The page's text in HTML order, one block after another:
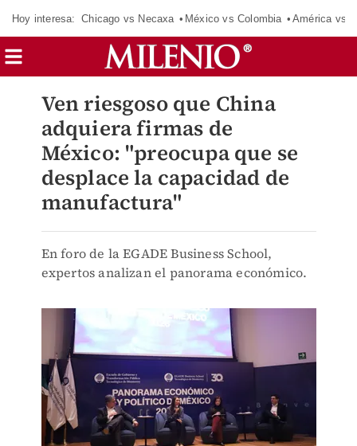
Hoy interesa: Chicago vs Necaxa México vs Colombia América vs
Ven riesgoso que China
adquiera firmas de
México: "preocupa que se
desplace la capacidad de
manufactura"
En foro de la EGADE Business School,
expertos analizan el panorama económico.